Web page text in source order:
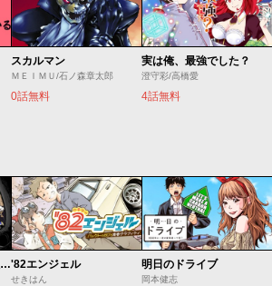
スカルマン
ＭＥＩＭＵ/石ノ森章太郎
0話無料
実は俺、最強でした？
澄守彩/高橋愛
4話無料
ブラックカラー～悪の組織をマネジメント～'82エンジェル
せきはん
明日のドライブ
岡本健志